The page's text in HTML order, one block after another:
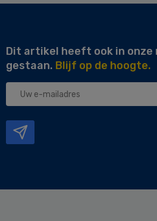
Dit artikel heeft ook in onze
gestaan. Blijf op de hoogte.
Uw